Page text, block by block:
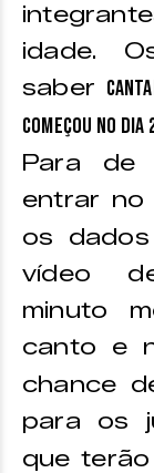
idade.
saber
começou no dia
Para de
entrar no
os
vídeo
minuto
canto e
chance
para os
que